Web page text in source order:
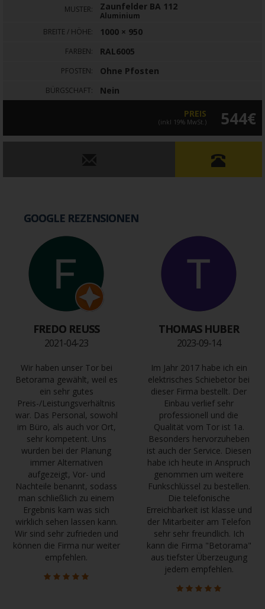
MUSTER: Zaunfelder BA 112
Aluminium
BREITE / HÖHE: 1000 × 950
FARBEN: RAL6005
PFOSTEN: Ohne Pfosten
BÜRGSCHAFT: Nein
PREIS
(inkl 19% MwSt.) 544€
GOOGLE REZENSIONEN
FREDO REUSS
2021-04-23
Wir haben unser Tor bei
Betorama gewählt, weil es
ein sehr gutes
Preis-/Leistungsverhältnis
war. Das Personal, sowohl
im Büro, als auch vor Ort,
sehr kompetent. Uns
wurden bei der Planung
immer Alternativen
aufgezeigt, Vor- und
Nachteile benannt, sodass
man schließlich zu einem
Ergebnis kam was sich
wirklich sehen lassen kann.
Wir sind sehr zufrieden und
können die Firma nur weiter
empfehlen.
THOMAS HUBER
2023-09-14
Im Jahr 2017 habe ich ein
elektrisches Schiebetor bei
dieser Firma bestellt. Der
Einbau verlief sehr
professionell und die
Qualität vom Tor ist 1a.
Besonders hervorzuheben
ist auch der Service. Diesen
habe ich heute in Anspruch
genommen um weitere
Funkschlüssel zu bestellen.
Die telefonische
Erreichbarkeit ist klasse und
der Mitarbeiter am Telefon
sehr sehr freundlich. Ich
kann die Firma "Betorama"
aus tiefster Überzeugung
jedem empfehlen.